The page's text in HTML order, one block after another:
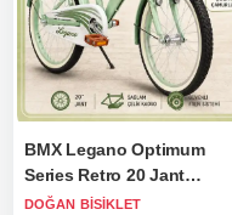
BMX Legano Optimum
Series Retro 20 Jant
Bisiklet Yeşil - BMX 20 Jant
DOĞAN BISIKLET